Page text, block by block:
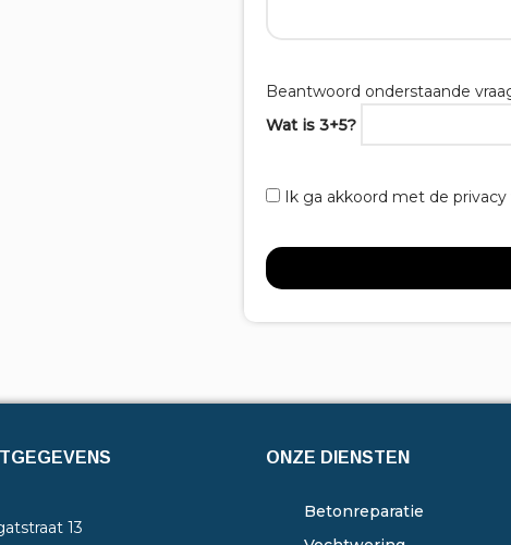
Beantwoord onderstaande
Wat is 3+5?
Ik ga akkoord met de privacy
13
ONZE DIENSTEN
Betonreparatie